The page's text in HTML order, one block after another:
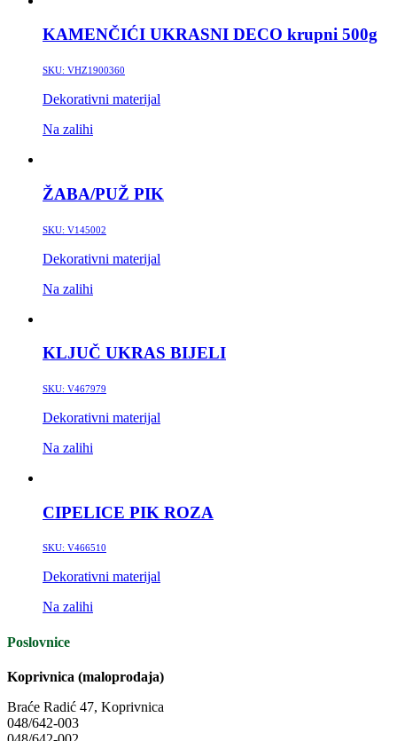
KAMENČIĆI UKRASNI DECO krupni 500g
SKU: VHZ1900360
Dekorativni materijal
Na zalihi
ŽABA/PUŽ PIK
SKU: V145002
Dekorativni materijal
Na zalihi
KLJUČ UKRAS BIJELI
SKU: V467979
Dekorativni materijal
Na zalihi
CIPELICE PIK ROZA
SKU: V466510
Dekorativni materijal
Na zalihi
Poslovnice
Koprivnica (maloprodaja)
Braće Radić 47, Koprivnica
048/642-003